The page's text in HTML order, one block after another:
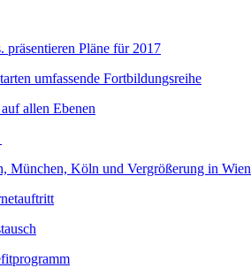
Pläne für 2017
umfassende Fortbildungsreihe
allen Ebenen
München, Köln und Vergrößerung in Wien